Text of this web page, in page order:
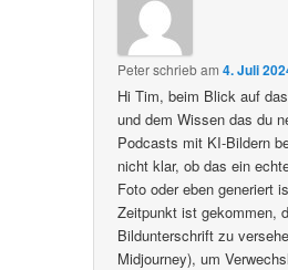
Peterschriebam4. Juli
Hi Tim, beim Blick auf
und dem Wissen das du
Podcasts mit KI-Bildern
nicht klar, ob das ein
Foto oder eben generiert
Zeitpunkt ist gekommen,
Bildunterschrift zu
Midjourney), um